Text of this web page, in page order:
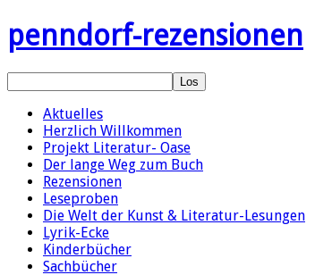
penndorf-rezensionen
Aktuelles
Herzlich Willkommen
Projekt Literatur- Oase
Der lange Weg zum Buch
Rezensionen
Leseproben
Die Welt der Kunst & Literatur-Lesungen
Lyrik-Ecke
Kinderbücher
Sachbücher